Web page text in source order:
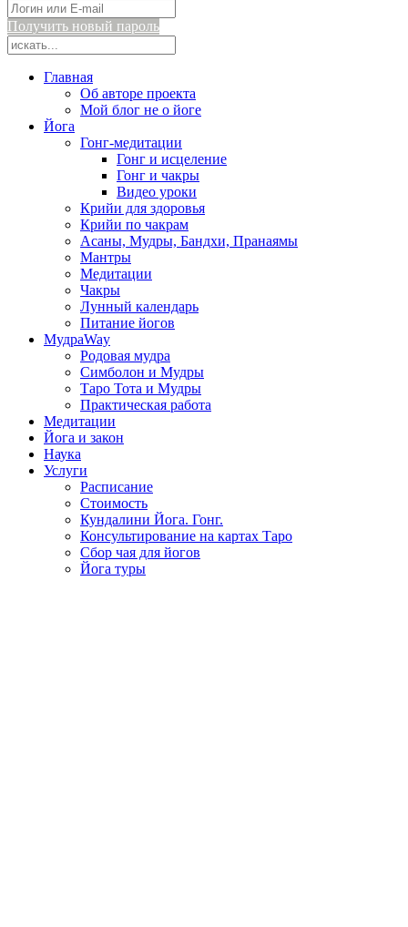
Получить новый пароль
Главная
Об авторе проекта
Мой блог не о йоге
Йога
Гонг-медитации
Гонг и исцеление
Гонг и чакры
Видео уроки
Крийи для здоровья
Крийи по чакрам
Асаны, Мудры, Бандхи, Пранаямы
Мантры
Медитации
Чакры
Лунный календарь
Питание йогов
МудраWay
Родовая мудра
Симболон и Мудры
Таро Тота и Мудры
Практическая работа
Медитации
Йога и закон
Наука
Услуги
Расписание
Стоимость
Кундалини Йога. Гонг.
Консультирование на картах Таро
Сбор чая для йогов
Йога туры